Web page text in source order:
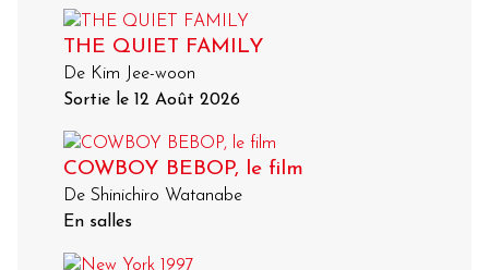
THE QUIET FAMILY
De Kim Jee-woon
Sortie le 12 Août 2026
COWBOY BEBOP, le film
De Shinichiro Watanabe
En salles